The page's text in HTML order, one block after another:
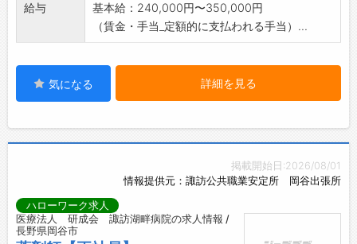
給与
基本給：240,000円〜350,000円
（賃金・手当_定額的に支払われる手当）...
気になる 詳細を見る
掲載開始日:2026/08/01
情報提供元：諏訪公共職業安定所 岡谷出張所
ハローワーク求人
医療法人 研成会 諏訪湖畔病院の求人情報 /
長野県岡谷市